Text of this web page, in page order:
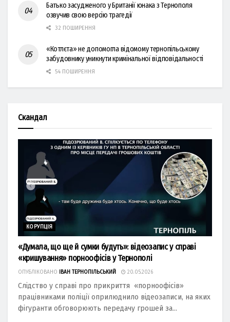
Батько засудженого у Британії юнака з Тернополя
озвучив свою версію трагедії
32 ПОШИРЕННЯ
«Котлєта» не допомогла відомому тернопільському
забудовнику уникнути кримінальної відповідальності
54 ПОШИРЕННЯ
Скандал
КОРУПЦІЯ
«Думала, що ще й сумки будуть»: відеозапис у справі
«кришування» порноофісів у Тернополі
ОПУБЛІКОВАНО ІВАН ТЕРНОПІЛЬСЬКИЙ 20.05.2026
Слідство у справі про прикриття «порноофісів»
працівниками поліції оприлюднило відеозаписи, на яких
фігуранти обговорюють передачу грошей за...